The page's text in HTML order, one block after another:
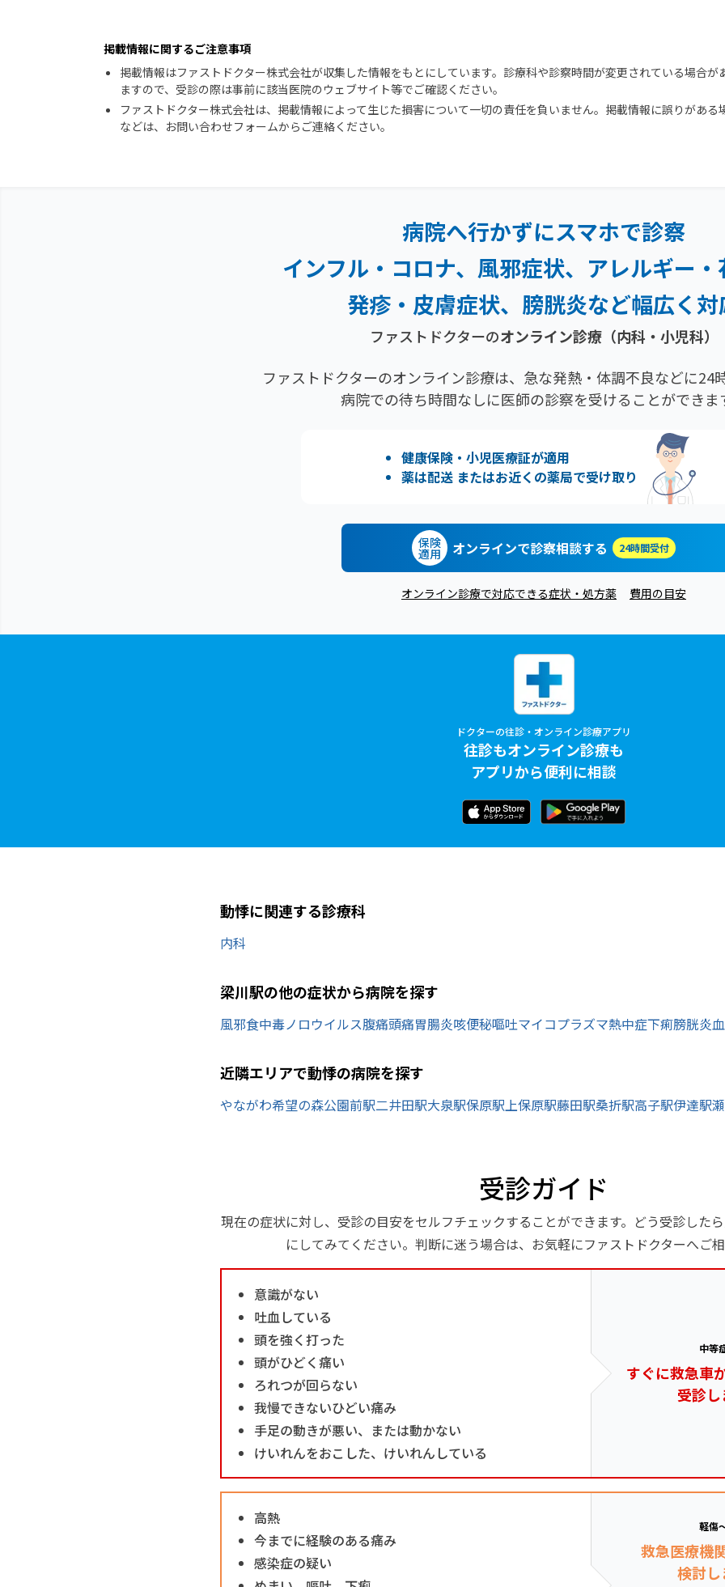
掲載情報に関するご注意事項
掲載情報はファストドクター株式会社が収集した情報をもとにしています。診療科や診察時間が変更されている場合が
ますので、受診の際は事前に該当医院のウェブサイト等でご確認ください。
ファストドクター株式会社は、掲載情報によって生じた損害について一切の責任を負いません。掲載情報に誤りがある
などは、お問い合わせフォームからご連絡ください。
病院へ行かずにスマホで診察
インフル・コロナ、風邪症状、 アレルギー
発疹・ 皮膚症状、膀胱炎など幅広く対
ファストドクターのオンライン診療（内科・小児科）
ファストドクターのオンライン診療は、急な発熱・体調不良などに24
病院での待ち時間なしに医師の診察を受けることができま
健康保険・小児医療証が適用
薬は配送 またはお近くの薬局で受け取り
保険
適用 オンラインで診察相談する 24時間受付
オンライン診療で対応できる症状・処方薬 費用の目安
ドクターの往診・オンライン診療アプリ
往診もオンライン診療も
アプリから便利に相談
動悸に関連する診療科
内科
梁川駅の他の症状から病院を探す
風邪食中毒ノロウイルス腹痛頭痛胃腸炎咳便秘嘔吐マイコプラズマ熱中症下痢膀胱炎
近隣エリアで動悸の病院を探す
やながわ希望の森公園前駅二井田駅大泉駅保原駅 上保原駅藤田駅桑折駅高子駅伊達駅
受診ガイド
現在の症状に対し、受診の目安をセルフチェックすることができます。どう受診した
にしてみてください。判断に迷う場合は、お気軽にファストドクターへご
意識がない
吐血している
頭を強く打った
頭がひどく痛い
ろれつが回らない
我慢できないひどい痛み
手足の動きが悪い、または動かない
けいれんをおこした、けいれんしている
中等
すぐに救急車
受診
高熱
今までに経験のある痛み
感染症の疑い
軽傷
救急医療機
検討